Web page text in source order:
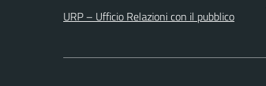
URP – Ufficio Relazioni con il pubblico